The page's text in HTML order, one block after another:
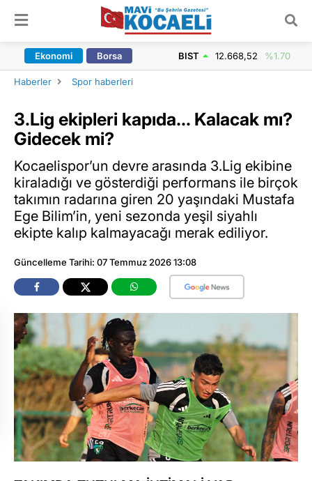
Ekonomi Borsa BIST 12.668,52 %1.70
Haberler Spor haberleri
3.Lig ekipleri kapıda… Kalacak mı?
Gidecek mi?
Kocaelispor’un devre arasında 3.Lig ekibine
kiraladığı ve gösterdiği performans ile birçok
takımın radarına giren 20 yaşındaki Mustafa
Ege Bilim’in, yeni sezonda yeşil siyahlı
ekipte kalıp kalmayacağı merak ediliyor.
Güncelleme Tarihi: 07 Temmuz 2026 13:08